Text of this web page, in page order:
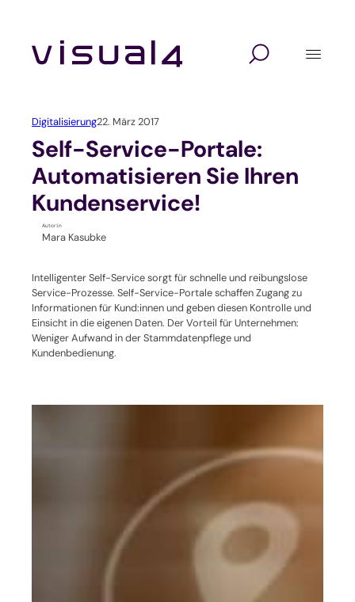
springen
Digitalisierung22. März 2017
Self-Service-Portale:
Automatisieren Sie Ihren
Kundenservice!
Autor:in
Mara Kasubke
Intelligenter Self-Service sorgt für schnelle und reibungslose
Service-Prozesse. Self-Service-Portale schaffen Zugang zu
Informationen für Kund:innen und geben diesen Kontrolle und
Einsicht in die eigenen Daten. Der Vorteil für Unternehmen:
Weniger Aufwand in der Stammdatenpflege und
Kundenbedienung.
Lösungen
Webshop
Marketing Automation
Veranstaltungssoftware
Verbandssoftware
Digitalagentur
Marketing
Technologie
Branchen
Seminaranbieter / Akademien
Verbände und Vereine